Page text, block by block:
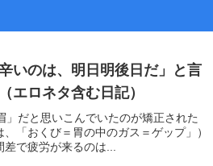
いのは、明日明後日だ」と言
エロネタ含む日記）
だと思いこんでいたのが矯正された
「おくび＝胃の中のガス＝ゲップ」）
で疲労が来るのは...